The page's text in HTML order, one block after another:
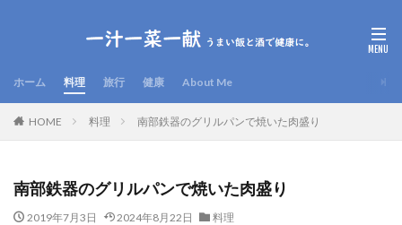
ホーム 料理 旅行 健康 About Me
HOME 料理 南部鉄器のグリルパンで焼いた肉盛り
南部鉄器のグリルパンで焼いた肉盛り
2019年7月3日 2024年8月22日 料理